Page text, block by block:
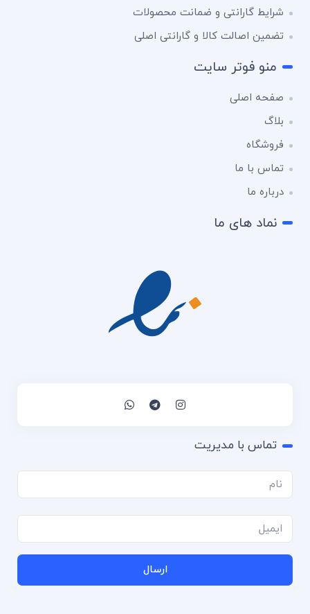
شرایط گارانتی و ضمانت محصولات
تضمین اصالت کالا و گارانتی اصلی
منو فوتر سایت
صفحه اصلی
بلاگ
فروشگاه
تماس با ما
درباره ما
نماد های ما
تماس با مدیریت
ارسال